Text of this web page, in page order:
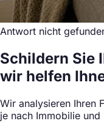
Antwort nicht
Schildern Sie
wir helfen
Wir analysieren Ihren
je nach Immobilie und